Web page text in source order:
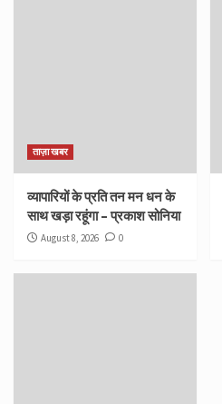
ताज़ा खबर
व्यापारियों के प्रति तन मन धन के
साथ खड़ा रहूंगा – प्रकाश सोनिया
August 8, 2026 0